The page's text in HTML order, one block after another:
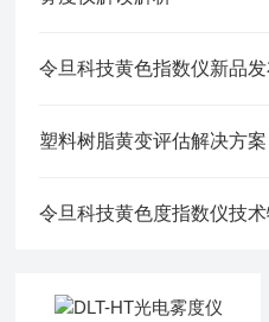
令旦科技黄色指数仪新品
塑料树脂黄变评估解决方案
令旦科技黄色度指数仪技